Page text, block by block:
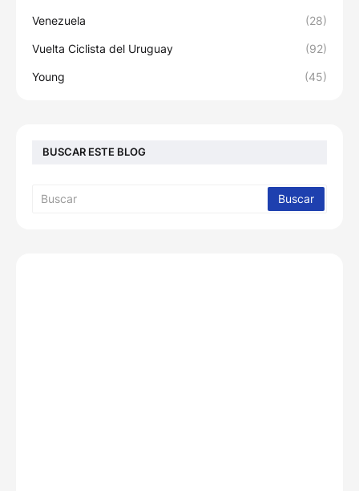
Venezuela (28)
Vuelta Ciclista del Uruguay (92)
Young (45)
BUSCAR ESTE BLOG